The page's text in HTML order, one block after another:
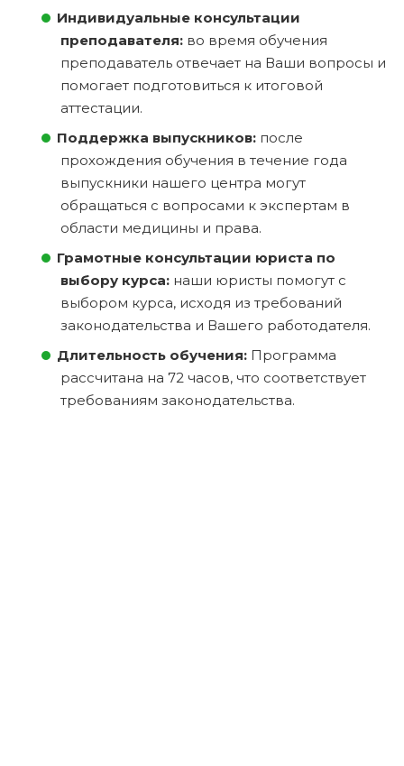
Индивидуальные консультации
преподавателя: во время обучения
преподаватель отвечает на Ваши вопросы и
помогает подготовиться к итоговой
аттестации.
Поддержка выпускников: после
прохождения обучения в течение года
выпускники нашего центра могут
обращаться с вопросами к экспертам в
области медицины и права.
Грамотные консультации юриста по
выбору курса: наши юристы помогут с
выбором курса, исходя из требований
законодательства и Вашего работодателя.
Длительность обучения: Программа
рассчитана на 72 часов, что соответствует
требованиям законодательства.